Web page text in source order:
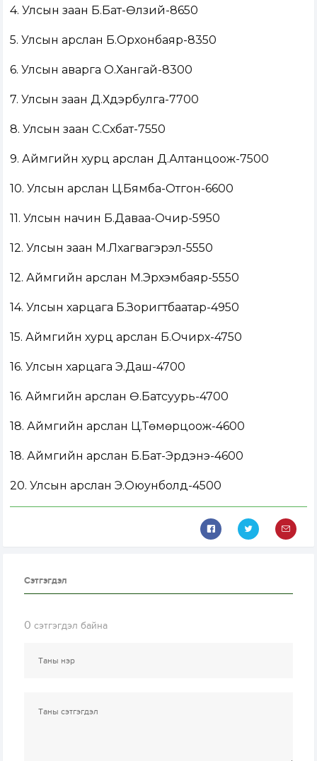
4. Улсын заан Б.Бат-Өлзий-8650
5. Улсын арслан Б.Орхонбаяр-8350
6. Улсын аварга О.Хангай-8300
7. Улсын заан Д.Хүдэрбулга-7700
8. Улсын заан С.Сүхбат-7550
9. Аймгийн хурц арслан Д.Алтанцоож-7500
10. Улсын арслан Ц.Бямба-Отгон-6600
11. Улсын начин Б.Даваа-Очир-5950
12. Улсын заан М.Лхагвагэрэл-5550
12. Аймгийн арслан М.Эрхэмбаяр-5550
14. Улсын харцага Б.Зоригтбаатар-4950
15. Аймгийн хурц арслан Б.Очирхүү-4750
16. Улсын харцага Э.Даш-4700
16. Аймгийн арслан Ө.Батсуурь-4700
18. Аймгийн арслан Ц.Төмөрцоож-4600
18. Аймгийн арслан Б.Бат-Эрдэнэ-4600
20. Улсын арслан Э.Оюунболд-4500
Сэтгэгдэл
0 сэтгэгдэл байна